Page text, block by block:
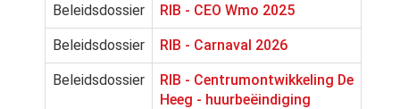
Beleidsdossier RIB - CEO Wmo 2025
Beleidsdossier RIB - Carnaval 2026
Beleidsdossier
RIB - Centrumontwikkeling De
Heeg - huurbeëindiging